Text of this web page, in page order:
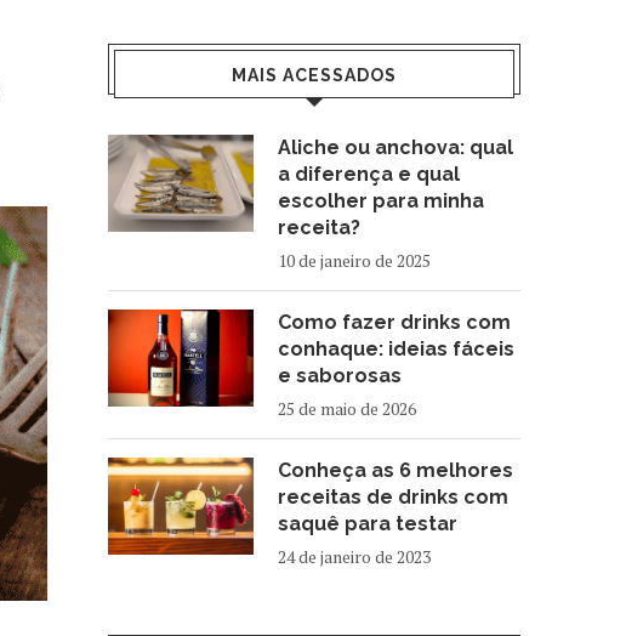
MAIS ACESSADOS
Aliche ou anchova: qual
a diferença e qual
escolher para minha
receita?
10 de janeiro de 2025
Como fazer drinks com
conhaque: ideias fáceis
e saborosas
25 de maio de 2026
Conheça as 6 melhores
receitas de drinks com
saquê para testar
24 de janeiro de 2023